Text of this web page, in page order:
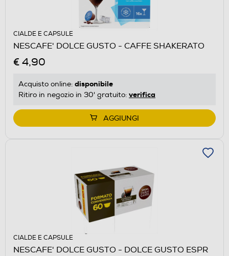
CIALDE E CAPSULE
NESCAFE' DOLCE GUSTO - CAFFE SHAKERATO
€ 4,90
Acquisto online: disponibile
Ritiro in negozio in 30' gratuito: verifica
AGGIUNGI
CIALDE E CAPSULE
NESCAFE' DOLCE GUSTO - DOLCE GUSTO ESPR